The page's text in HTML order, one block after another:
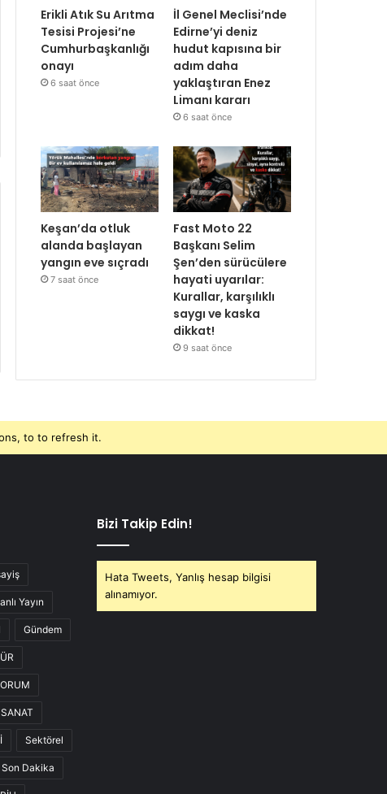
Erikli Atık Su Arıtma
Tesisi Projesi’ne
Cumhurbaşkanlığı
onayı
6 saat önce
İl Genel Meclisi’nde
Edirne’yi deniz
hudut kapısına bir
adım daha
yaklaştıran Enez
Limanı kararı
6 saat önce
Keşan’da otluk
alanda başlayan
yangın eve sıçradı
7 saat önce
Fast Moto 22
Başkanı Selim
Şen’den sürücülere
hayati uyarılar:
Kurallar, karşılıklı
saygı ve kaska
dikkat!
9 saat önce
to to refresh it.
Yayın
Gündem
SANAT
Sektörel
Son Dakika
Bizi Takip Edin!
Hata Tweets, Yanlış hesap bilgisi
alınamıyor.